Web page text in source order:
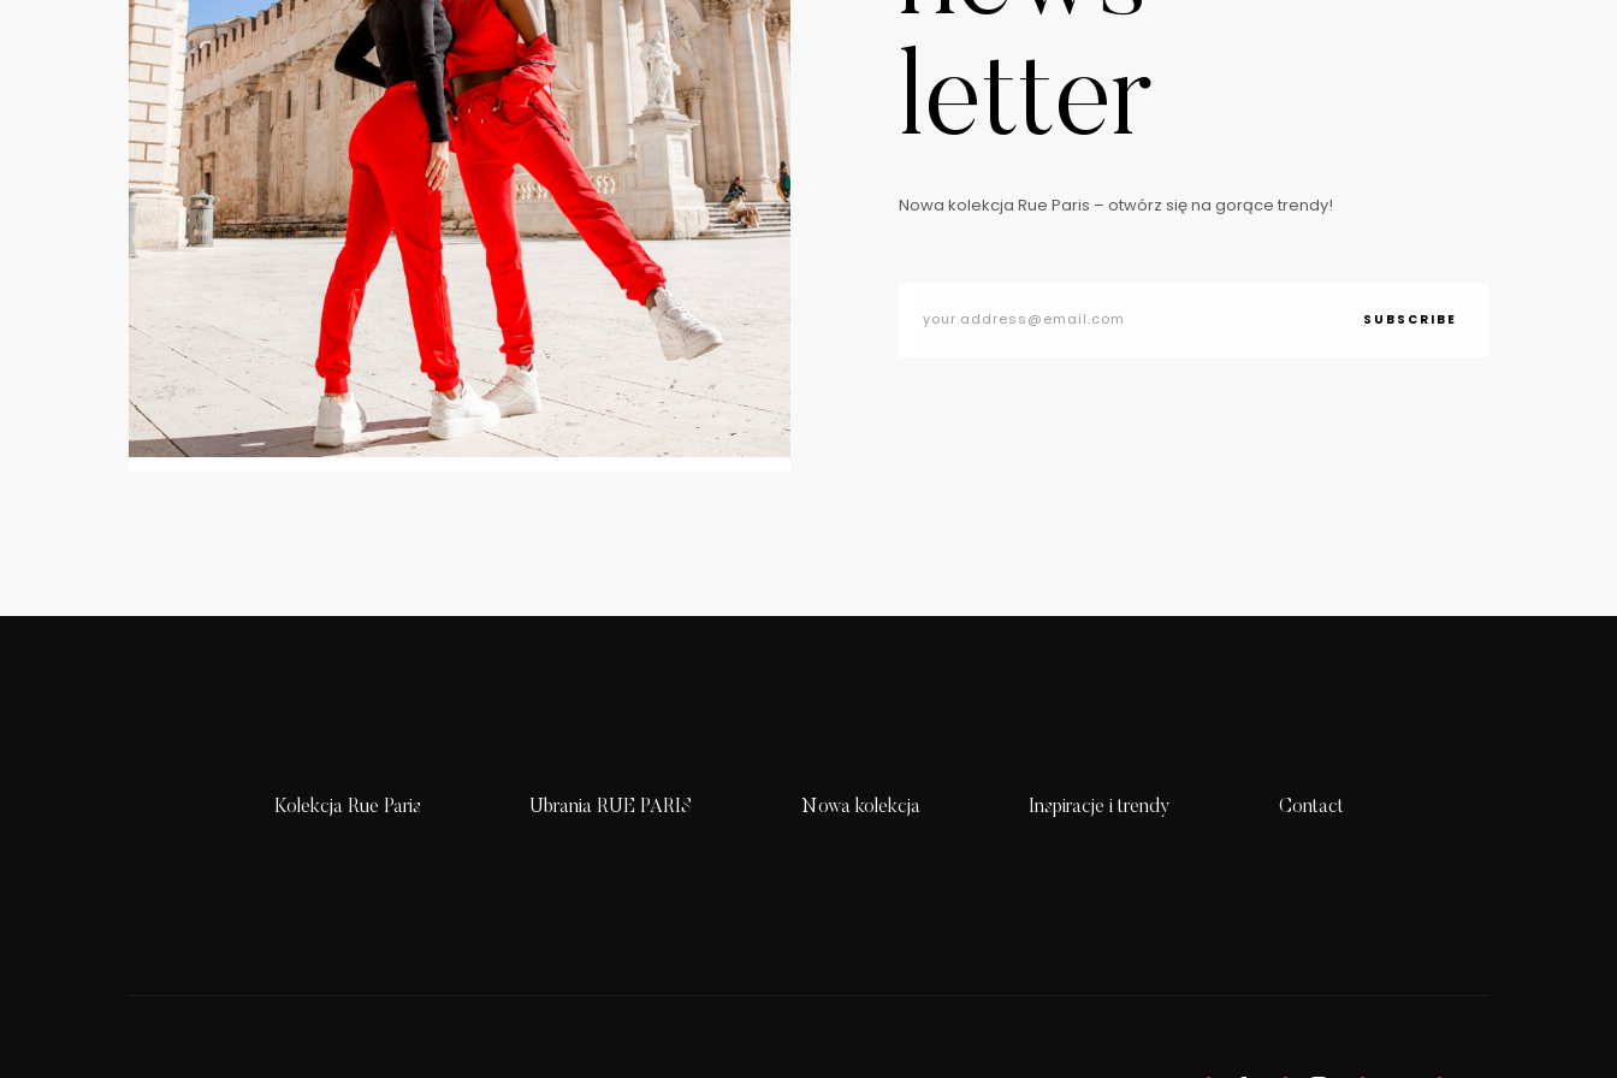
letter
Nowa kolekcja Rue Paris – otwórz się na gorące trendy!
SUBSCRIBE
Kolekcja Rue Paris Ubrania RUE PARIS Nowa kolekcja Inspiracje i trendy Contact